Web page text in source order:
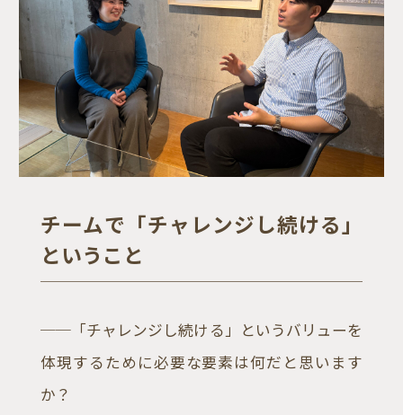
チームで「チャレンジし続ける」
ということ
──「チャレンジし続ける」というバリューを
体現するために必要な要素は何だと思います
か？